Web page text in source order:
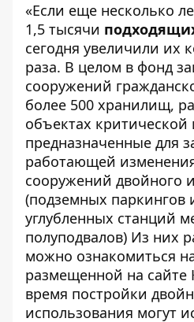
«Если еще несколько
1,5 тысячи
сегодня увеличили их
раза. В целом в фонд
сооружений
более 500 хранилищ,
объектах критической
предназначенные для
работающей
сооружений двойного
(подземных паркингов
углубленных станций
полуподвалов) Из них
можно ознакомиться
размещенной на сайте
время постройки
использования могут